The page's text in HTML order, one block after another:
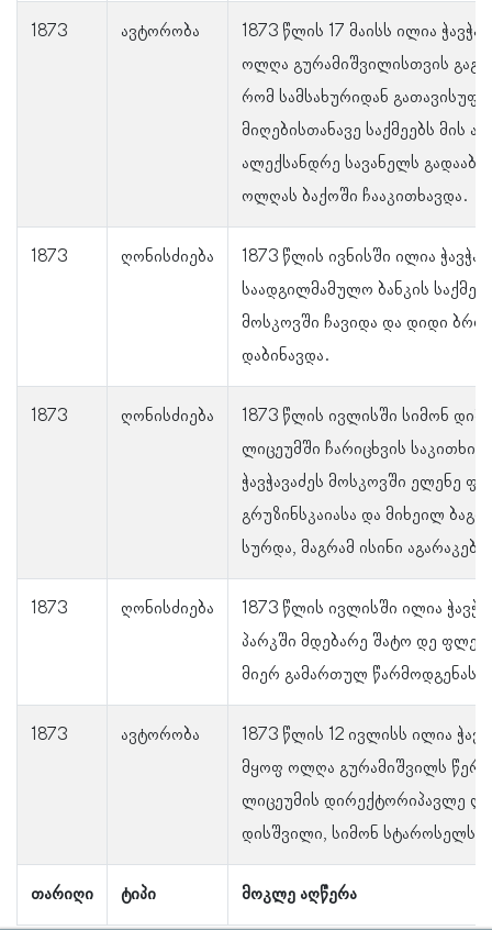
თარიღი ტიპი მოკლე აღწერა
1873 ავტორობა
1873 წლის 17 მაისს ილია
ოლღა გურამიშვილისთვის
რომ სამსახურიდან
მიღებისთანავე საქმეებს მის
ალექსანდრე სავანელს
ოლღას ბაქოში ჩააკითხავდა.
1873 ღონისძიება
1873 წლის ივნისში ილია
საადგილმამულო ბანკის
მოსკოვში ჩავიდა და დიდი
დაბინავდა.
1873 ღონისძიება
1873 წლის ივლისში სიმონ
ლიცეუმში ჩარიცხვის
ჭავჭავაძეს მოსკოვში ელენე
გრუზინსკაიასა და მიხეილ
სურდა, მაგრამ ისინი
1873 ღონისძიება
1873 წლის ივლისში ილია
პარკში მდებარე შატო დე
მიერ გამართულ წარმოდგენას
1873 ავტორობა
1873 წლის 12 ივლისს ილია
მყოფ ოლღა გურამიშვილს
ლიცეუმის დირექტორიპავლე
დისშვილი, სიმონ